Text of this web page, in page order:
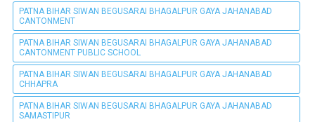
PATNA BIHAR SIWAN BEGUSARAI BHAGALPUR GAYA JAHANABAD
CANTONMENT
PATNA BIHAR SIWAN BEGUSARAI BHAGALPUR GAYA JAHANABAD
CANTONMENT PUBLIC SCHOOL
PATNA BIHAR SIWAN BEGUSARAI BHAGALPUR GAYA JAHANABAD
CHHAPRA
PATNA BIHAR SIWAN BEGUSARAI BHAGALPUR GAYA JAHANABAD
SAMASTIPUR